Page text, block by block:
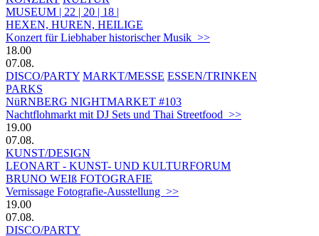
MUSEUM | 22 | 20 | 18 |
HEXEN, HUREN, HEILIGE
Konzert für Liebhaber historischer Musik >>
18.00
07.08.
DISCO/PARTY MARKT/MESSE ESSEN/TRINKEN
PARKS
NüRNBERG NIGHTMARKET #103
Nachtflohmarkt mit DJ Sets und Thai Streetfood >>
19.00
07.08.
KUNST/DESIGN
LEONART - KUNST- UND KULTURFORUM
BRUNO WEIß FOTOGRAFIE
Vernissage Fotografie-Ausstellung >>
19.00
07.08.
DISCO/PARTY